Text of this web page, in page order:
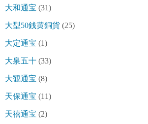
大和通宝 (31)
大型50銭黄銅貨 (25)
大定通宝 (1)
大泉五十 (33)
大観通宝 (8)
天保通宝 (11)
天禧通宝 (2)